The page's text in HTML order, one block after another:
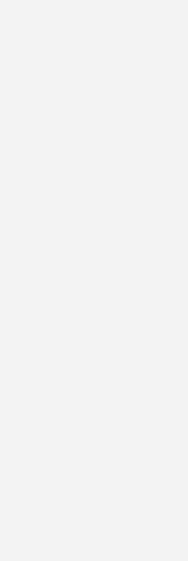
beim Absatz energieeffizienter
sollten sinnvollerweise die
Blick über die zerklüftete
einfacher